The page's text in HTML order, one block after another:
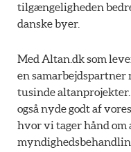
tilgængeligheden
danske byer.
Med Altan.dk som
en
tusinde
også nyde godt af
hvor vi tager hånd om